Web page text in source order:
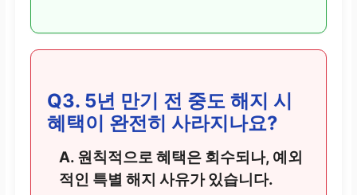
Q3. 5년 만기 전 중도 해지 시
혜택이 완전히 사라지나요?
A. 원칙적으로 혜택은 회수되나, 예외
적인 특별 해지 사유가 있습니다.